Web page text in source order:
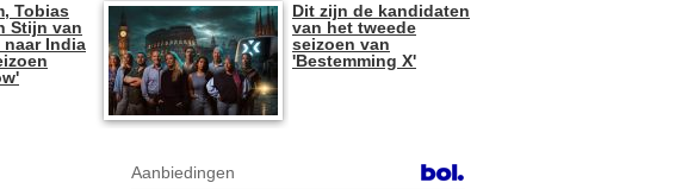
Tobias
Stijn van
naar India
Dit zijn de kandidaten
van het tweede
seizoen van
'Bestemming X'
Aanbiedingen